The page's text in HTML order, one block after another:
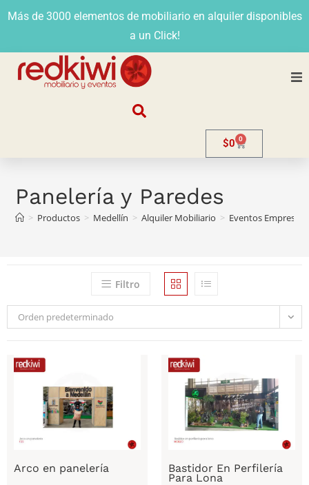
Más de 3000 elementos de mobiliario en alquiler disponibles
a un Click!
Venta
Contacto
$0 0
Panelería y Paredes
> Productos > Medellín > Alquiler Mobiliario > Eventos
Filtro
Orden predeterminado
Arco en panelería Bastidor En Perfilería
Para Lona